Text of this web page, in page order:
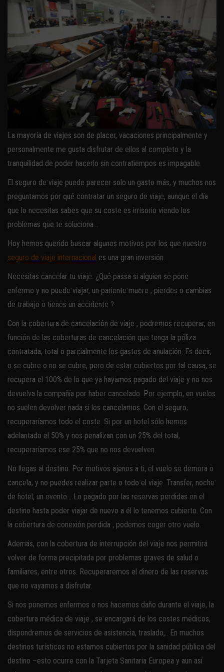
La mayoría de viajes son de placer, vacaciones principalmente y
personalmente me gusta disfrutar de ellos al completo y la
tranquilidad de poder hacerlo sin contratiempos es impagable.
El seguro de viaje puede parecer solo un gasto más, y muchos nos
preguntamos por qué contratar un seguro de viaje, aunque el día
que lo necesitas sabes que su coste es irrisorio viendo los
problemas que te soluciona…
Hoy hemos querido buscar algunos motivos por los que nuestro
seguro de viaje internacional es una gran inversión.
Necesitas cancelar tu viaje. ¿Qué passa si alguien se pone
enfermo y no puede viajar, un pariente muere , pierdes o cambias
de trabajo o tienes un accidente ?
Con la cobertura de cancelación de viaje , podremos recuperar, en
función de las coberturas de cancelación que tenga la póliza
contratada, total o parcialmente los gastos de anulación. Es decir,
o se cubre o no se cubre, pero de estar cubiertos por tal causa, se
recupera el 100% de lo que ya hayamos pagado del viaje y no nos
devuelva la compañía por haber cancelado. Por ejemplo, en vuelos
no suelen devolver nada si los cancelamos. Con el seguro,
recuperaríamos todo el coste. Si por un hotel sólo hemos
adelantado el 50% y nos penalizan con un 25% del total,
recuperaríamos ese 25% que no nos devuelven.
No llegas al destino. Por motivos ajenos a ti, el vuelo se demora o
cancela, y no puedes realizar parte o todo el viaje. Transfer, noche
de hotel, un evento… Lo pagado por las reservas perdidas en el
destino hasta poder viajar de nuevo a él lo tenemos cubierto. Con
la cobertura de conexión perdida , podemos coger otro vuelo.
Además, con la cobertura de interrupción del viaje nos permitirá
volver de forma precipitada por problemas graves de salud o
familiares, entre otros. Recuperaremos el dinero de las reservas
que no vayamos a disfrutar.
Si nos ponemos enfermos o nos hacemos daño durante el viaje, la
cobertura médica de viaje , se encargará de los costes médicos,
dispondremos de servicios de asistencia, traslado,.. En muchos
destinos turísticos no estamos cubiertos por la sanidad pública del
destino –esto ocurre con la Tarjeta Sanitaria Europea y aun así